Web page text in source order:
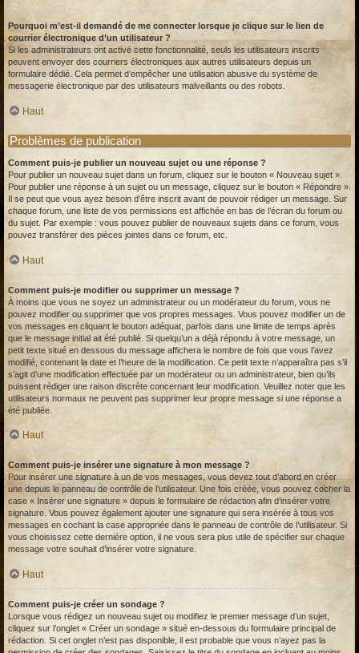
Pourquoi m’est-il demandé de me connecter lorsque je clique sur le lien de
courrier électronique d’un utilisateur ?
Si les administrateurs ont activé cette fonctionnalité, seuls les utilisateurs inscrits
peuvent envoyer des courriers électroniques aux autres utilisateurs depuis un
formulaire dédié. Cela permet d’empêcher une utilisation abusive du système de
messagerie électronique par des utilisateurs malveillants ou des robots.
Haut
Problèmes de publication
Comment puis-je publier un nouveau sujet ou une réponse ?
Pour publier un nouveau sujet dans un forum, cliquez sur le bouton « Nouveau sujet ».
Pour publier une réponse à un sujet ou un message, cliquez sur le bouton « Répondre ».
Il se peut que vous ayez besoin d’être inscrit avant de pouvoir rédiger un message. Sur
chaque forum, une liste de vos permissions est affichée en bas de l’écran du forum ou
du sujet. Par exemple : vous pouvez publier de nouveaux sujets dans ce forum, vous
pouvez transférer des pièces jointes dans ce forum, etc.
Haut
Comment puis-je modifier ou supprimer un message ?
À moins que vous ne soyez un administrateur ou un modérateur du forum, vous ne
pouvez modifier ou supprimer que vos propres messages. Vous pouvez modifier un de
vos messages en cliquant le bouton adéquat, parfois dans une limite de temps après
que le message initial ait été publié. Si quelqu’un a déjà répondu à votre message, un
petit texte situé en dessous du message affichera le nombre de fois que vous l’avez
modifié, contenant la date et l’heure de la modification. Ce petit texte n’apparaîtra pas s’il
s’agit d’une modification effectuée par un modérateur ou un administrateur, bien qu’ils
puissent rédiger une raison discrète concernant leur modification. Veuillez noter que les
utilisateurs normaux ne peuvent pas supprimer leur propre message si une réponse a
été publiée.
Haut
Comment puis-je insérer une signature à mon message ?
Pour insérer une signature à un de vos messages, vous devez tout d’abord en créer
une depuis le panneau de contrôle de l’utilisateur. Une fois créée, vous pouvez cocher la
case « Insérer une signature » depuis le formulaire de rédaction afin d’insérer votre
signature. Vous pouvez également ajouter une signature qui sera insérée à tous vos
messages en cochant la case appropriée dans le panneau de contrôle de l’utilisateur. Si
vous choisissez cette dernière option, il ne vous sera plus utile de spécifier sur chaque
message votre souhait d’insérer votre signature.
Haut
Comment puis-je créer un sondage ?
Lorsque vous rédigez un nouveau sujet ou modifiez le premier message d’un sujet,
cliquez sur l’onglet « Créer un sondage » situé en-dessous du formulaire principal de
rédaction. Si cet onglet n’est pas disponible, il est probable que vous n’ayez pas la